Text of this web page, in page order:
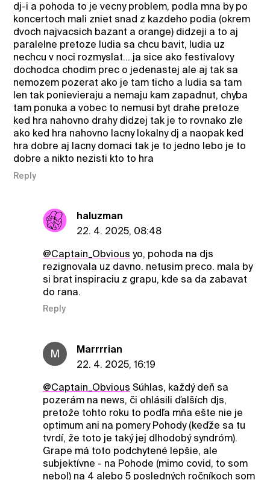
dj-i a pohoda to je vecny problem, podla mna by po
koncertoch mali zniet snad z kazdeho podia (okrem
dvoch najvacsich bazant a orange) didzeji a to aj
paralelne pretoze ludia sa chcu bavit, ludia uz
nechcu v noci rozmyslat....ja sice ako festivalovy
dochodca chodim prec o jedenastej ale aj tak sa
nemozem pozerat ako je tam ticho a ludia sa tam
len tak ponievieraju a nemaju kam zapadnut, chyba
tam ponuka a vobec to nemusi byt drahe pretoze
ked hra nahovno drahy didzej tak je to rovnako zle
ako ked hra nahovno lacny lokalny dj a naopak ked
hra dobre aj lacny domaci tak je to jedno lebo je to
dobre a nikto nezisti kto to hra
Reply
haluzman
22. 4. 2025, 08:48
@Captain_Obvious yo, pohoda na djs
rezignovala uz davno. netusim preco. mala by
si brat inspiraciu z grapu, kde sa da zabavat
do rana.
Reply
M
Marrrrian
22. 4. 2025, 16:19
@Captain_Obvious Súhlas, každý deň sa
pozerám na news, či ohlásili ďalších djs,
pretože tohto roku to podľa mňa ešte nie je
optimum ani na pomery Pohody (keďže sa tu
tvrdí, že toto je taký jej dlhodobý syndróm).
Grape má toto podchytené lepšie, ale
subjektívne - na Pohode (mimo covid, to som
nebol) na 4 alebo 5 posledných ročníkoch som